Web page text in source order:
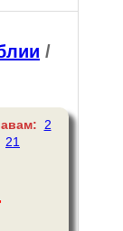
/
2
21